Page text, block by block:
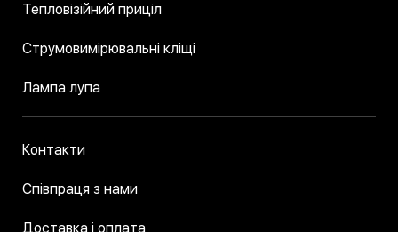
Тепловізійний приціл
Струмовимірювальні кліщі
Лампа лупа
Контакти
Співпраця з нами
Доставка і оплата